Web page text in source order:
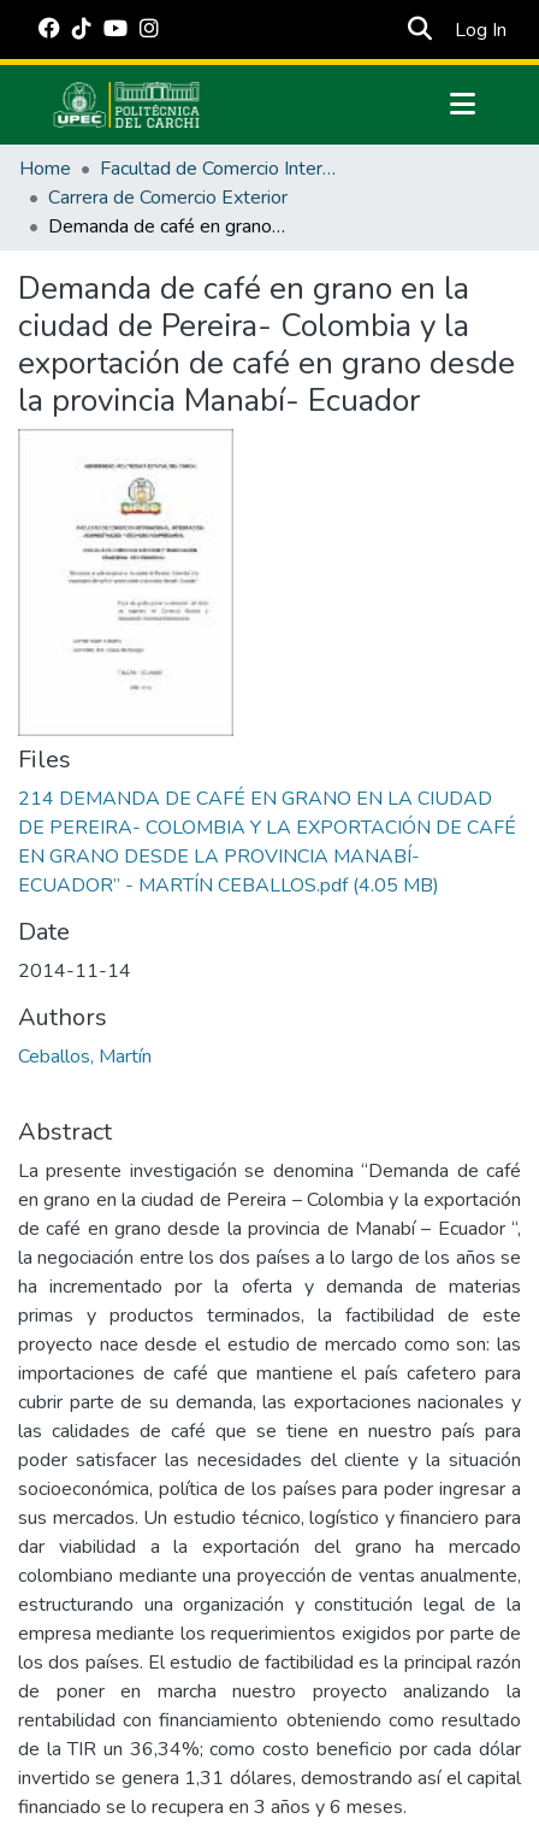
Log In
Communities & Collections
All of DSpace
Statistics
Estadísticas Externas
Manuales
Home
Facultad de Comercio Internacional, Integración, Administración y Economía Empresarial
Carrera de Comercio Exterior
Demanda de café en grano en la ciudad de Pereira- Colombia y la exportación de café en grano desde la provincia Manabí- Ecuador
Demanda de café en grano en la
ciudad de Pereira- Colombia y la
exportación de café en grano desde
la provincia Manabí- Ecuador
Files
214 DEMANDA DE CAFÉ EN GRANO EN LA CIUDAD
DE PEREIRA- COLOMBIA Y LA EXPORTACIÓN DE CAFÉ
EN GRANO DESDE LA PROVINCIA MANABÍ-
ECUADOR” - MARTÍN CEBALLOS.pdf(4.05 MB)
Date
2014-11-14
Authors
Ceballos, Martín
Abstract
La presente investigación se denomina “Demanda de café
en grano en la ciudad de Pereira – Colombia y la exportación
de café en grano desde la provincia de Manabí – Ecuador “,
la negociación entre los dos países a lo largo de los años se
ha incrementado por la oferta y demanda de materias
primas y productos terminados, la factibilidad de este
proyecto nace desde el estudio de mercado como son: las
importaciones de café que mantiene el país cafetero para
cubrir parte de su demanda, las exportaciones nacionales y
las calidades de café que se tiene en nuestro país para
poder satisfacer las necesidades del cliente y la situación
socioeconómica, política de los países para poder ingresar a
sus mercados. Un estudio técnico, logístico y financiero para
dar viabilidad a la exportación del grano ha mercado
colombiano mediante una proyección de ventas anualmente,
estructurando una organización y constitución legal de la
empresa mediante los requerimientos exigidos por parte de
los dos países. El estudio de factibilidad es la principal razón
de poner en marcha nuestro proyecto analizando la
rentabilidad con financiamiento obteniendo como resultado
de la TIR un 36,34%; como costo beneficio por cada dólar
invertido se genera 1,31 dólares, demostrando así el capital
financiado se lo recupera en 3 años y 6 meses.